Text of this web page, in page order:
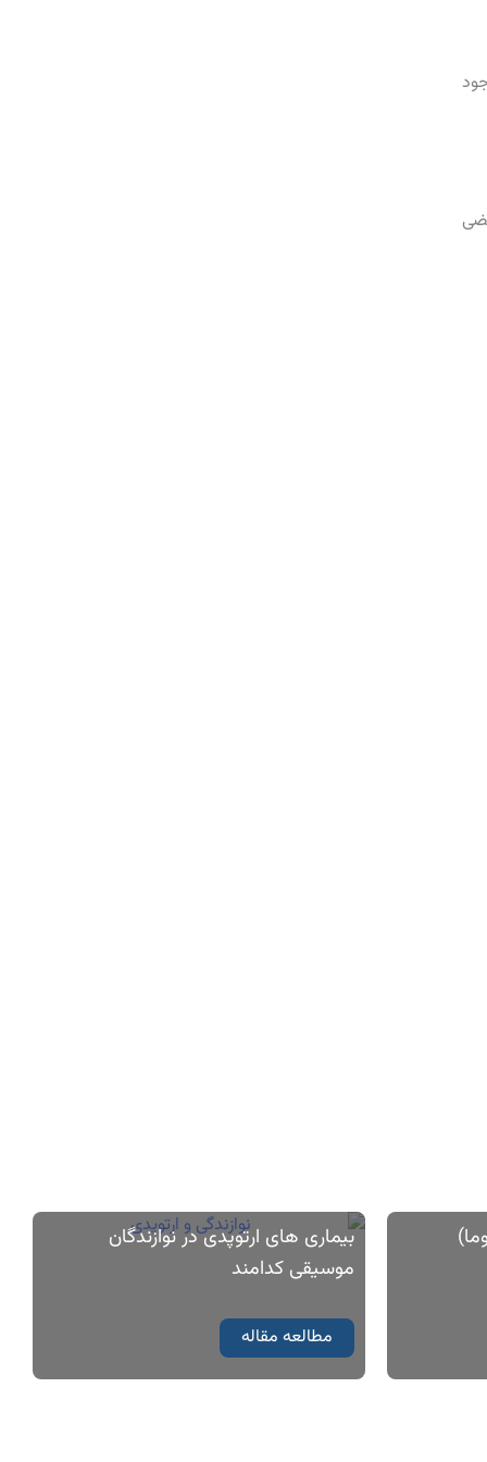
بیماری های ارتوپدی در نوازندگان
موسیقی کدامند
مطالعه مقاله